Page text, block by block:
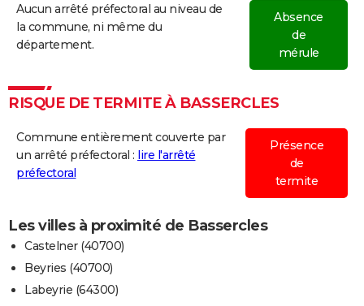
Aucun arrêté préfectoral au niveau de
la commune, ni même du
département.
Absence
de
mérule
RISQUE DE TERMITE À BASSERCLES
Commune entièrement couverte par
un arrêté préfectoral : lire l'arrêté
préfectoral
Présence
de
termite
Les villes à proximité de Bassercles
Castelner (40700)
Beyries (40700)
Labeyrie (64300)